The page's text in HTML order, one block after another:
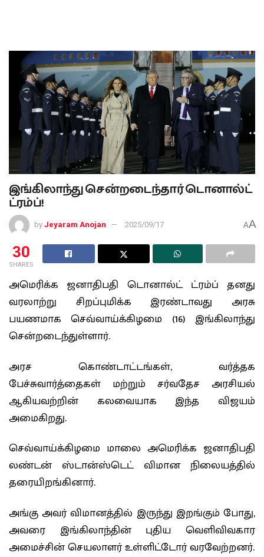
இங்கிலாந்து சென்றடைந்தார் டொனால்ட்
ட்ரம்ப்!
by Jeyaram Anojan 2025/09/17 AA
30
SHARES
அமெரிக்க ஜனாதிபதி டொனால்ட் ட்ரம்ப் தனது
வரலாற்று சிறப்புமிக்க இரண்டாவது அரசு
பயணமாக செவ்வாய்க்கிழமை (16) இங்கிலாந்து
சென்றடைந்துள்ளார்.
அரச கொண்டாட்டங்கள், வர்த்தக
பேச்சுவார்த்தைகள் மற்றும் சர்வதேச அரசியல்
ஆகியவற்றின் கலவையாக இந்த விஜயம்
அமைகிறது.
செவ்வாய்க்கிழமை மாலை அமெரிக்க ஜனாதிபதி
லண்டன் ஸ்டான்ஸ்டெட் விமான நிலையத்தில்
தரையிறங்கினார்.
அங்கு அவர் விமானத்தில் இருந்து இறங்கும் போது,
அவரை இங்கிலாந்தின் புதிய வெளிவிவகார
அமைச்சின் செயலாளர் உள்ளிட்டோர் வரவேற்றனர்.